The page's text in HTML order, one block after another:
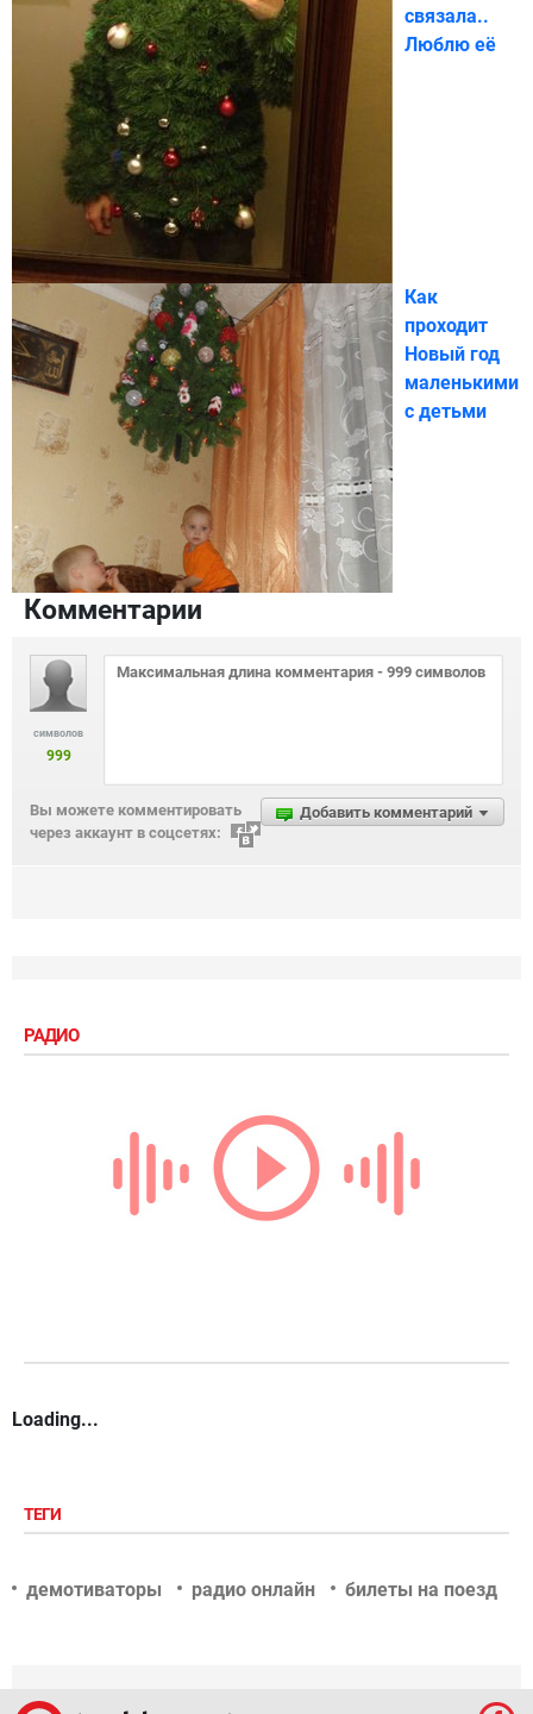
связала..
Люблю её
Как
проходит
Новый год
маленькими
с детьми
Комментарии
символов
999
Добавить комментарий
Вы можете комментировать
через аккаунт в соцсетях:
РАДИО
Loading...
ТЕГИ
демотиваторы радио онлайн билеты на поезд